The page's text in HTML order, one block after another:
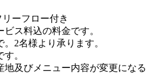
ーフロー付き
ス料込の料金です。
2名様より承ります。
。
及びメニュー内容が変更になる